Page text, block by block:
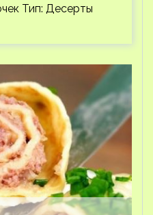
Тип: Десерты